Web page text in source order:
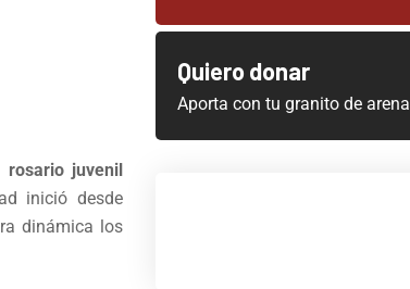
rosario juvenil
inició desde
dinámica los
Quiero donar
Aporta con tu granito de arena